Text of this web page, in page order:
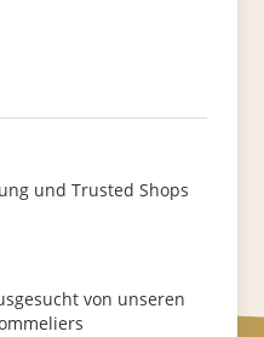
und Trusted Shops
von unseren